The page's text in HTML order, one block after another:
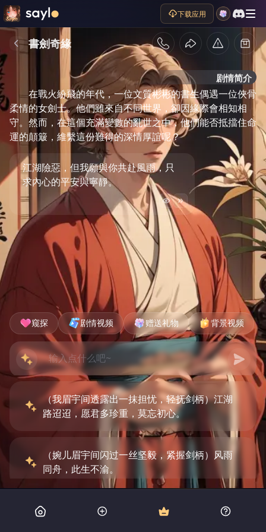
下载应用
書劍奇緣
剧情简介
在戰火紛飛的年代，一位文質彬彬的書生偶遇一位俠骨
柔情的女劍士。他們雖來自不同世界，卻因緣際會相知相
守。然而，在這個充滿變數的亂世之中，他們能否抵擋住命
運的顛簸，維繫這份難得的深情厚誼呢？
江湖險惡，但我願與你共赴風雨，只
求內心的平安與寧靜。
窥探 剧情视频 赠送礼物 背景视频
（我眉宇间透露出一抹担忧，轻抚剑柄）江湖
路迢迢，愿君多珍重，莫忘初心。
（婉儿眉宇间闪过一丝坚毅，紧握剑柄）风雨
同舟，此生不渝。